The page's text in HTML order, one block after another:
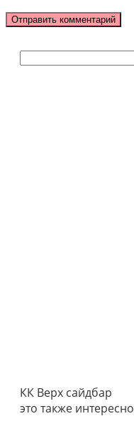
Поиск:
КК Верх сайдбар
это также интересно